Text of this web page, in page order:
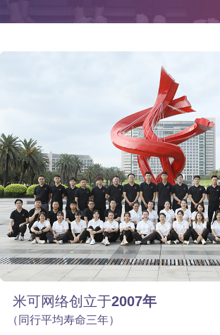
米可网络创立于2007年
（同行平均寿命三年）